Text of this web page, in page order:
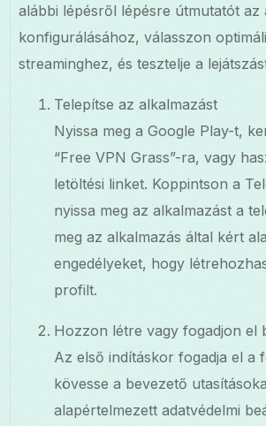
alábbi lépésről lépésre útmutatót az
konfigurálásához, válasszon
streaminghez, és tesztelje a
Telepítse az alkalmazást
Nyissa meg a Google Play-t,
“Free VPN Grass”-ra, vagy
letöltési linket. Koppintson a
nyissa meg az alkalmazást a
meg az alkalmazás által kért
engedélyeket, hogy
profilt.
Hozzon létre vagy fogadjon el
Az első indításkor fogadja el a
kövesse a bevezető
alapértelmezett adatvédelmi